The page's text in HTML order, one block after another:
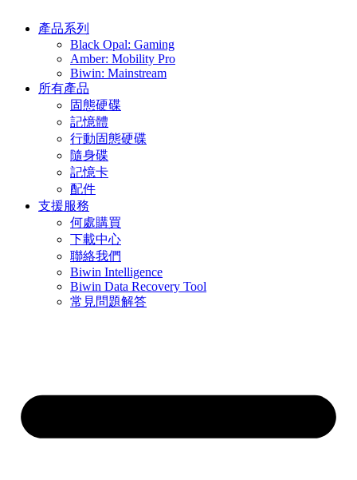
產品系列
Black Opal: Gaming
Amber: Mobility Pro
Biwin: Mainstream
所有產品
固態硬碟
記憶體
行動固態硬碟
隨身碟
記憶卡
配件
支援服務
何處購買
下載中心
聯絡我們
Biwin Intelligence
Biwin Data Recovery Tool
常見問題解答